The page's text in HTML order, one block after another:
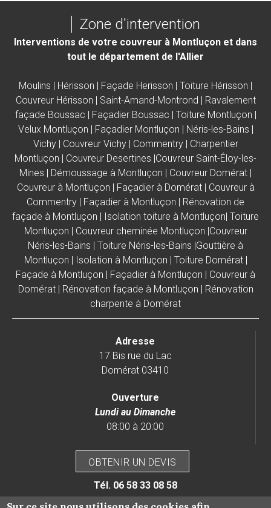
Zone d'intervention
Interventions de votre couvreur à Montluçon et dans
tout le département de l'Allier
Moulins | Hérisson | Façade Herisson | Toiture Hérisson |
Couvreur Hérisson | Saint-Amand-Montrond | Ravalement
façade Boussac | Façadier Boussac | Toiture Montluçon |
Velux Montluçon | Façadier Montluçon | Néris-les-Bains |
Vichy| Couvreur Vichy| Commentry| Charpentier
Montluçon | Couvreur Desertines |Couvreur Saint-Éloy-les-
Mines | Démoussage à Montluçon | Couvreur Domérat |
Couvreur à Montluçon | Façadier à Domérat| Couvreur à
Commentry | Façadier à Montluçon | Rénovation de
façade à Montluçon | Isolation toiture à Montluçon| Toiture
Montluçon | Couvreur cheminée Montluçon |Couvreur
Néris-les-Bains | Toiture Néris-les-Bains |Gouttière à
Montluçon | Isolation à Montluçon | Toiture Domérat |
Façade à Montluçon | Façadier à Montluçon | Couvreur à
Domérat| Rénovation façade à Montluçon | Rénovation
charpente à Domérat
Adresse
17 Bis rue du Lac
Domérat 03410
Ouverture
Lundi au Dimanche
08:00 à 20:00
OBTENIR UN DEVIS
Tél. 06 58 33 08 58